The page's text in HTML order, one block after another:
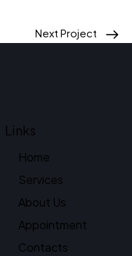
Next Project
Links
Home
Services
About Us
Appointment
Contacts